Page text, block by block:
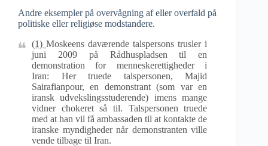
Andre eksempler på overvågning af eller overfald på
politiske eller religiøse modstandere.
(1)Moskeens daværende talspersons trusler i
juni 2009 på Rådhuspladsen til en
demonstration for menneskerettigheder i
Iran: Her truede talspersonen, Majid
Sairafianpour, en demonstrant (som var en
iransk udvekslingsstuderende) imens mange
vidner chokeret så til. Talspersonen truede
med at han vil få ambassaden til at kontakte de
iranske myndigheder når demonstranten ville
vende tilbage til Iran.